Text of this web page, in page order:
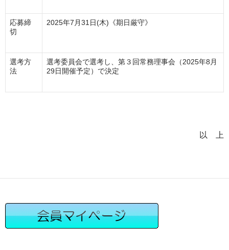
応募締
切
2025年7月31日(木)《期日厳守》
選考方
法
選考委員会で選考し、第３回常務理事会（2025年8月
29日開催予定）で決定
以 上